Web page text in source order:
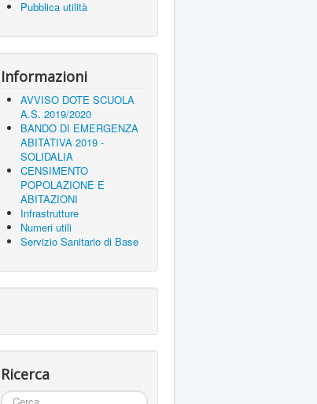
Pubblica utilità
Informazioni
AVVISO DOTE SCUOLA
A.S. 2019/2020
BANDO DI EMERGENZA
ABITATIVA 2019 -
SOLIDALIA
CENSIMENTO
POPOLAZIONE E
ABITAZIONI
Infrastrutture
Numeri utili
Servizio Sanitario di Base
Ricerca
Cerca...